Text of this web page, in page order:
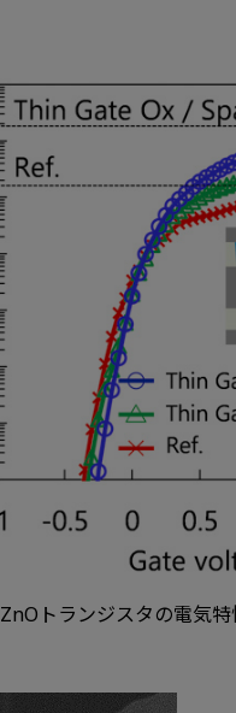
トランジスタの電気特